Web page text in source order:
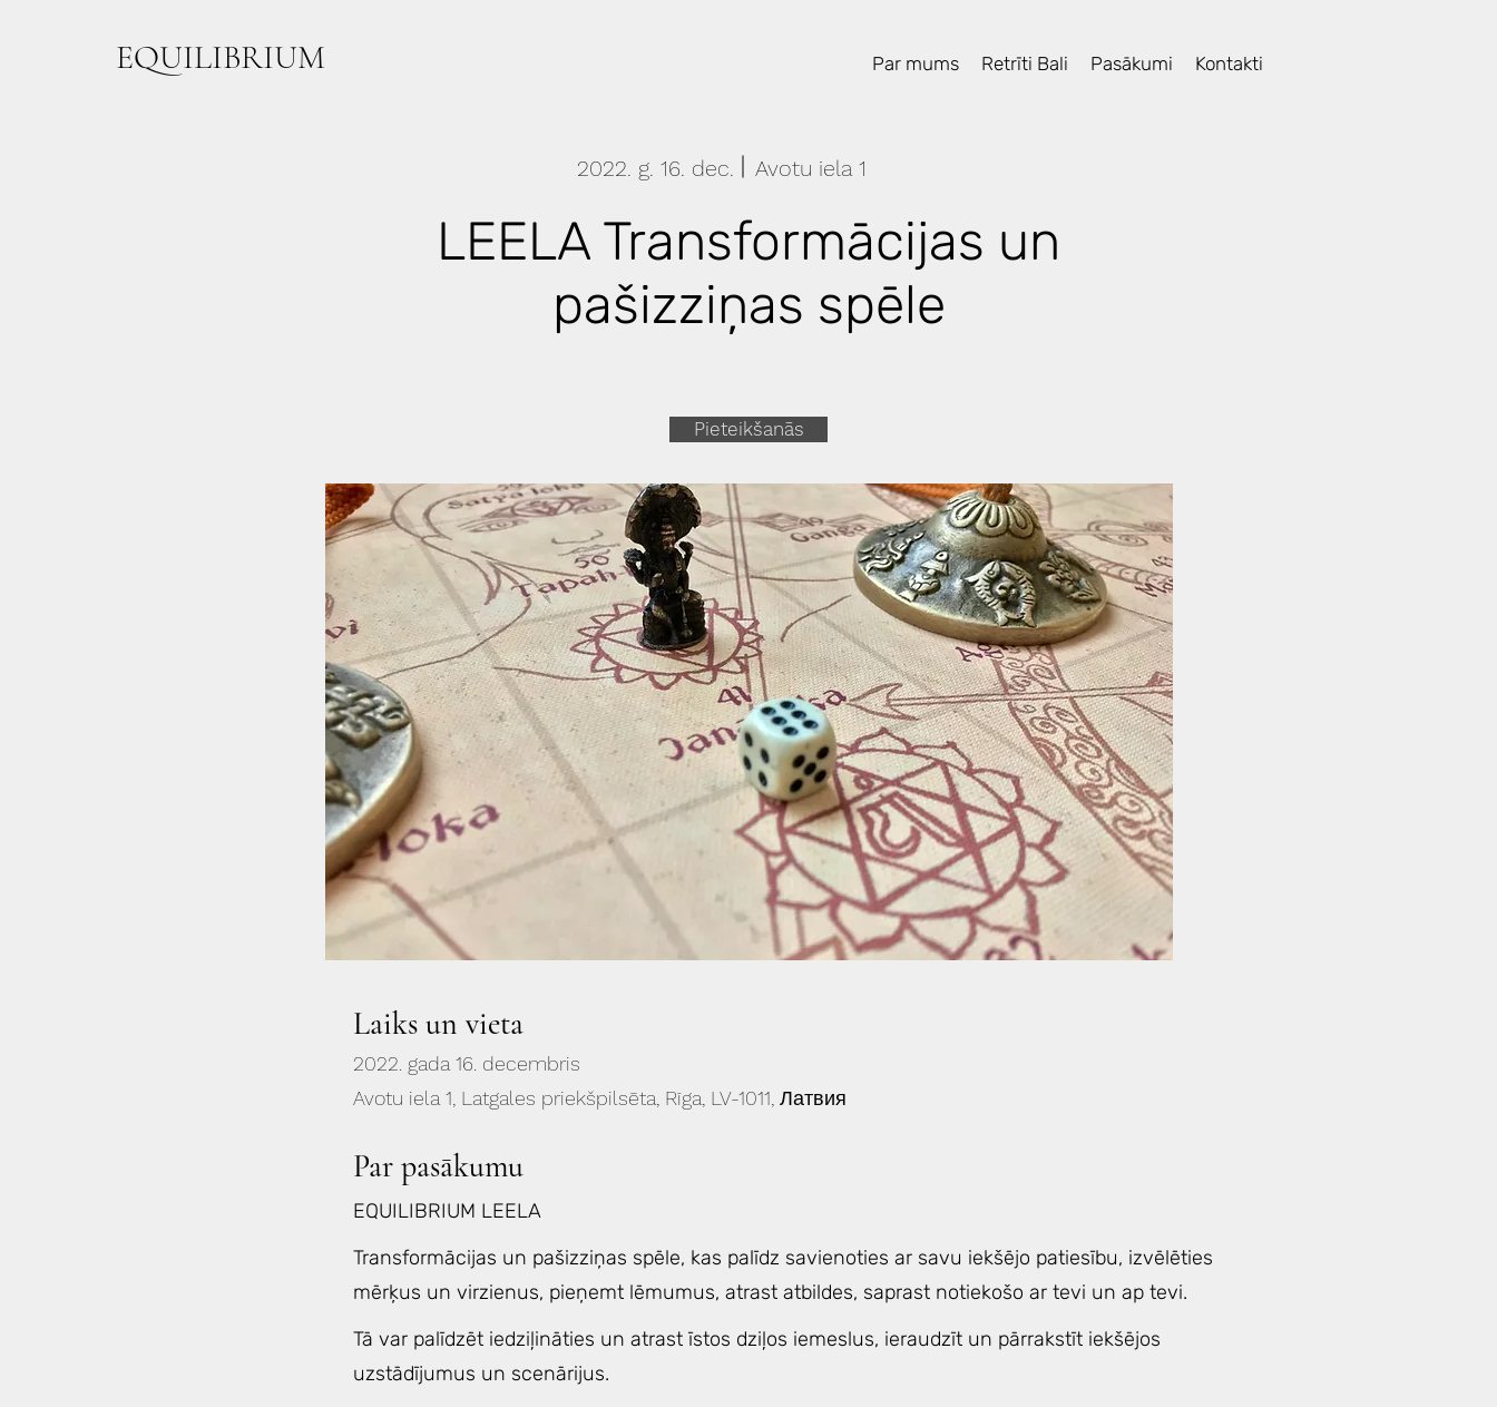
EQUILIBRIUM Par mums Retrīti Bali Pasākumi Kontakti
2022. g. 16. dec. Avotu iela 1
LEELA Transformācijas un
pašizziņas spēle
Pieteikšanās
Laiks un vieta
2022. gada 16. decembris
Avotu iela 1, Latgales priekšpilsēta, Rīga, LV-1011, Латвия
Par pasākumu
EQUILIBRIUM LEELA
Transformācijas un pašizziņas spēle, kas palīdz savienoties ar savu iekšējo patiesību, izvēlēties
mērķus un virzienus, pieņemt lēmumus, atrast atbildes, saprast notiekošo ar tevi un ap tevi.
Tā var palīdzēt iedziļināties un atrast īstos dziļos iemeslus, ieraudzīt un pārrakstīt iekšējos
uzstādījumus un scenārijus.